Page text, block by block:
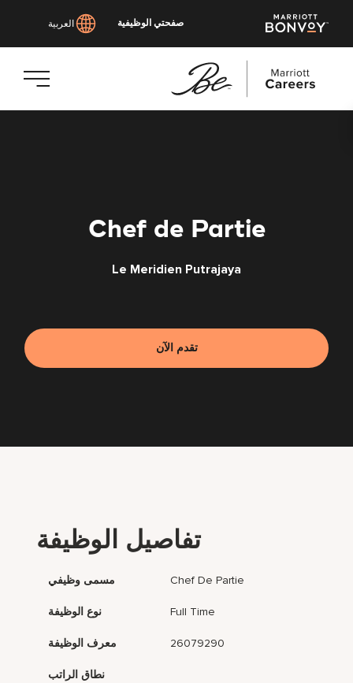
صفحتي الوظيفية العربية
Chef de Partie
Le Meridien Putrajaya
تقدم الآن
تفاصيل الوظيفة
مسمى وظيفي Chef De Partie
نوع الوظيفة Full Time
معرف الوظيفة 26079290
نطاق الراتب